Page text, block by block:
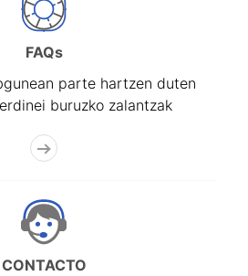
FAQs
parte hartzen duten
buruzko zalantzak
CONTACTO